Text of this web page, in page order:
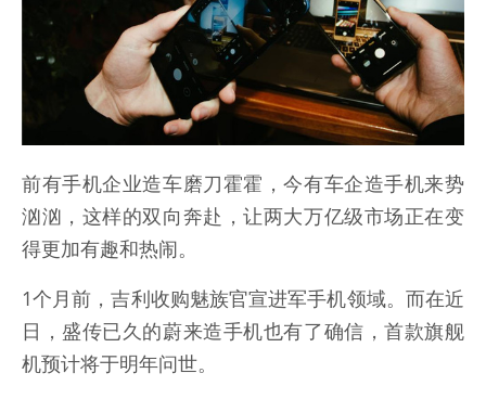
前有手机企业造车磨刀霍霍，今有车企造手机来势
汹汹，这样的双向奔赴，让两大万亿级市场正在变
得更加有趣和热闹。
1个月前，吉利收购魅族官宣进军手机领域。而在近
日，盛传已久的蔚来造手机也有了确信，首款旗舰
机预计将于明年问世。